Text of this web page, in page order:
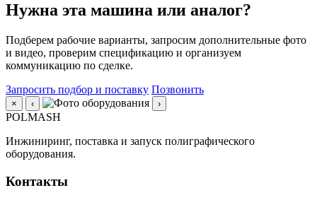
Нужна эта машина или аналог?
Подберем рабочие варианты, запросим дополнительные фото
и видео, проверим спецификацию и организуем
коммуникацию по сделке.
Запросить подбор и поставку Позвонить
× ‹ ›
POLMASH
Инжиниринг, поставка и запуск полиграфического
оборудования.
Контакты